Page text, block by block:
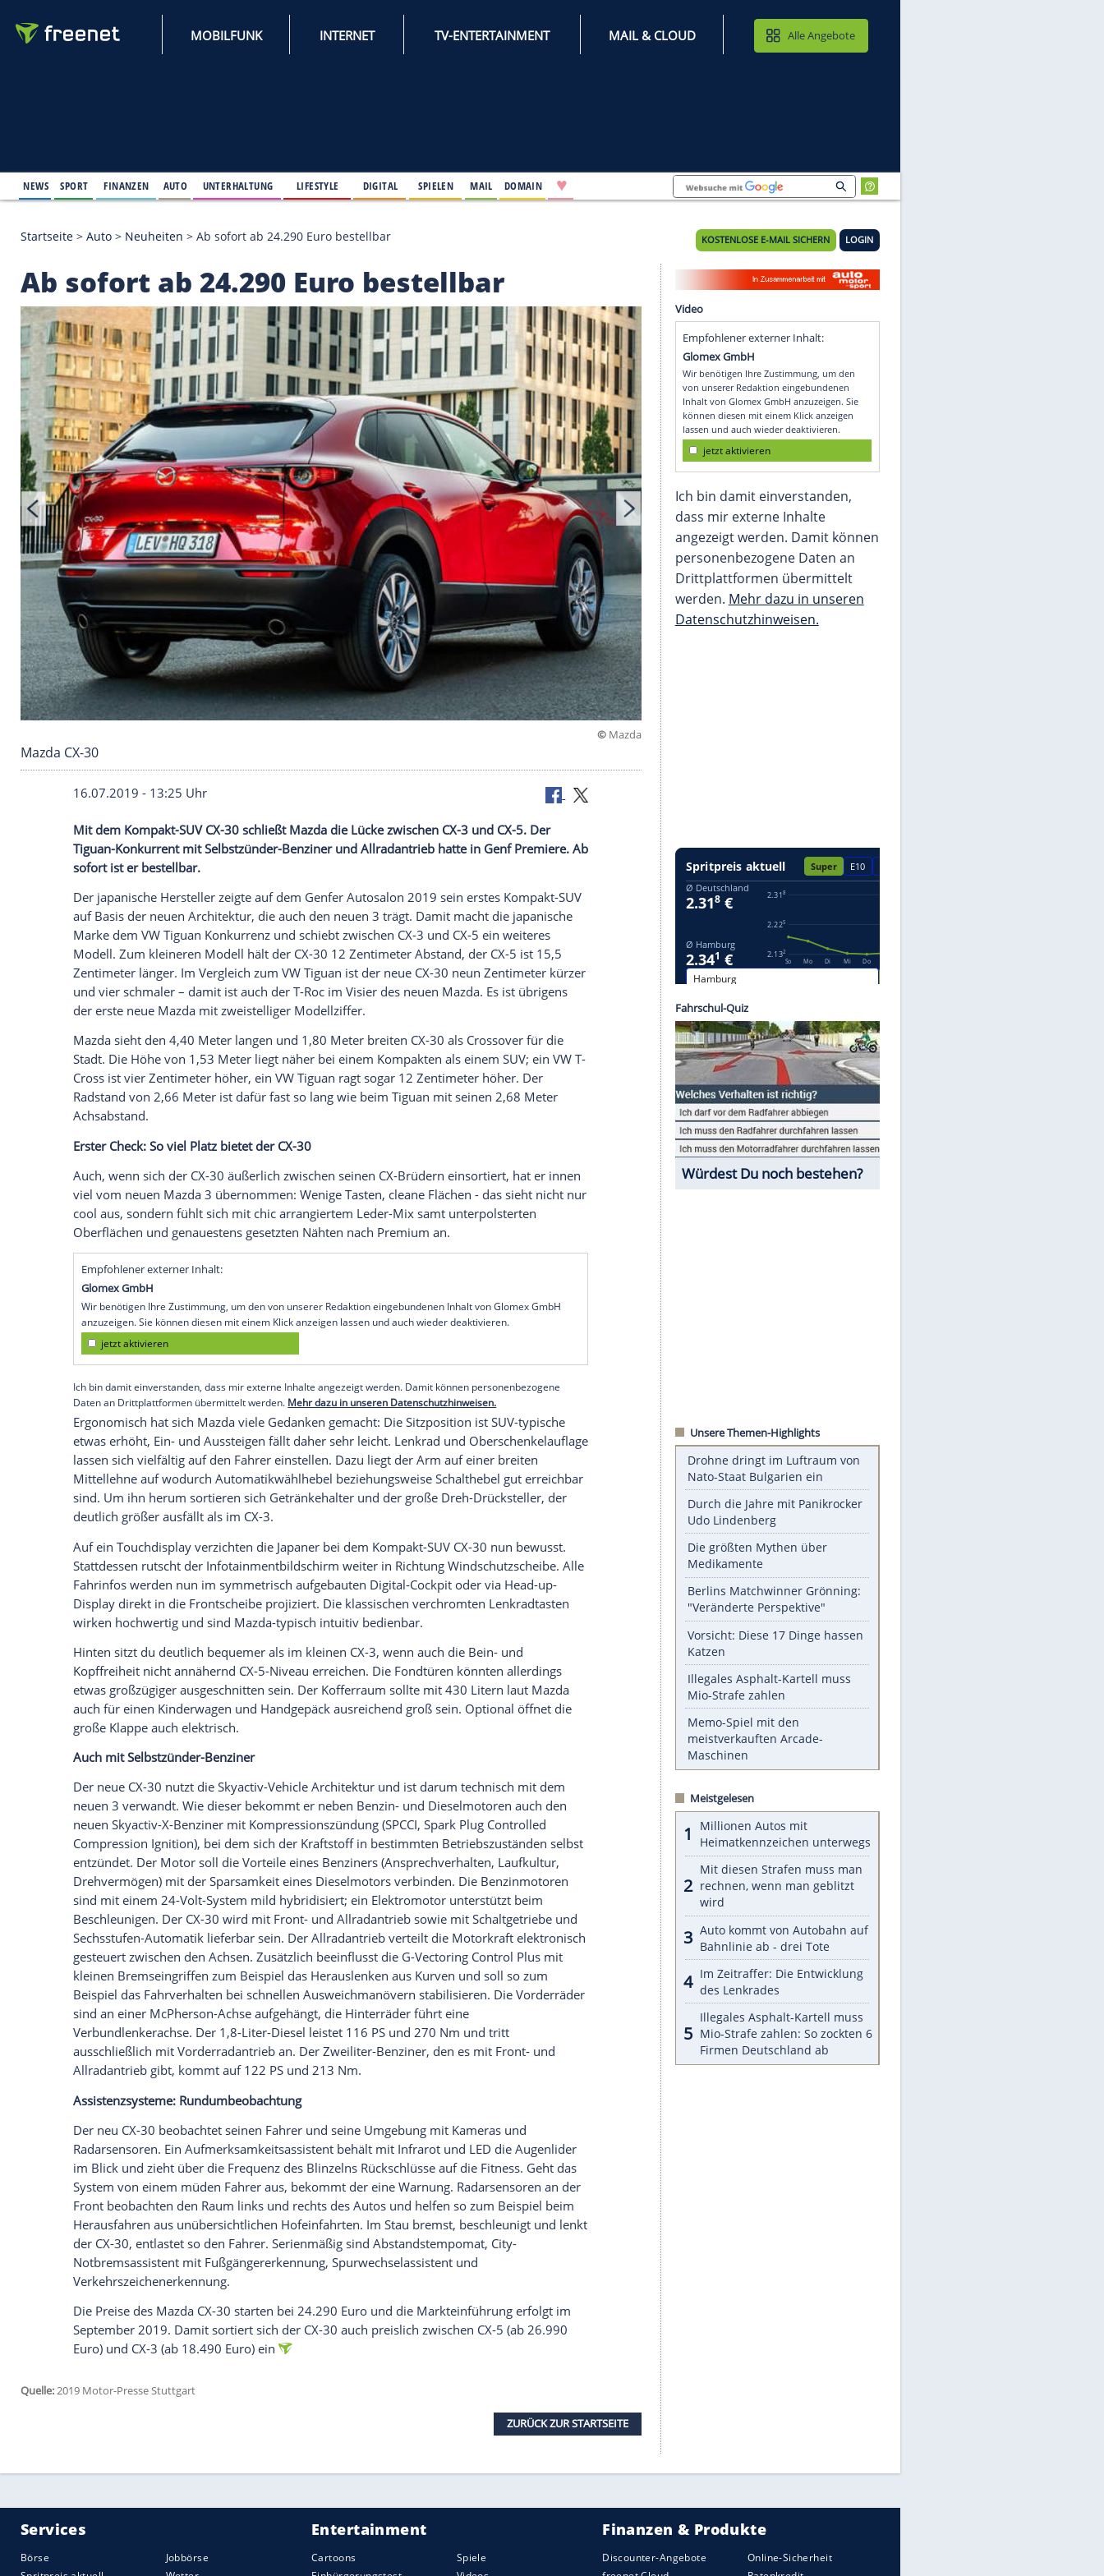
MOBILFUNK INTERNET TV-ENTERTAINMENT MAIL & CLOUD
KOSTENLOSE E-MAIL SICHERN
Startseite > Auto > Neuheiten >Ab sofort ab 24.290 Euro bestellbar
Ab sofort ab 24.290 Euro bestellbar
©Mazda
Mazda CX-30
16.07.2019 - 13:25 Uhr
Mit dem Kompakt-SUV CX-30 schließt Mazda die Lücke zwischen CX-3 und CX-5. Der
Tiguan-Konkurrent mit Selbstzünder-Benziner und Allradantrieb hatte in Genf Premiere. Ab
sofort ist er bestellbar.
Der japanischeHerstellerzeigte auf dem GenferAutosalon2019 sein erstes Kompakt-SUV
auf Basis der neuen Architektur, die auch den neuen 3 trägt. Damit macht die japanische
Marke dem
Konkurrenz und schiebt zwischen CX-3 und CX-5 ein weiteres
Modell. Zum kleineren Modell hält der CX-30 12 Zentimeter Abstand, der CX-5 ist 15,5
Zentimeter länger. ImVergleichzumVW Tiguanist der neue CX-30 neun Zentimeter kürzer
und vier schmaler – damit ist auch der T-Roc im Visier des neuen Mazda. Es ist übrigens
der erste neue Mazda mit zweistelliger Modellziffer.
Mazda sieht den 4,40Meterlangen und 1,80Meterbreiten CX-30 als Crossover für die
Stadt. Die Höhe von 1,53
liegt näher bei einem Kompakten als einem SUV; ein VW T-
Cross ist vier Zentimeter höher, ein VW Tiguan ragt sogar 12 Zentimeter höher. Der
Radstandvon 2,66Meterist dafür fast so lang wie beim Tiguan mit seinen 2,68
Meter
Achsabstand.
Erster Check: So viel Platz bietet der CX-30
Auch, wenn sich der CX-30 äußerlich zwischen seinen CX-Brüdern einsortiert, hat er innen
viel vom neuen Mazda 3 übernommen: Wenige Tasten, cleane Flächen - das sieht nicht nur
cool aus, sondern fühlt sich mit chic arrangiertem Leder-Mix samt unterpolsterten
Oberflächen und genauestens gesetzten Nähten nach Premium an.
Empfohlener externer Inhalt:
Glomex GmbH
Wir benötigen Ihre Zustimmung, um den von unserer Redaktion eingebundenen Inhalt von Glomex GmbH
anzuzeigen. Sie können diesen mit einem Klick anzeigen lassen und auch wieder deaktivieren.
jetzt aktivieren
Ich bin damit einverstanden, dass mir externe Inhalte angezeigt werden. Damit können personenbezogene
Daten an Drittplattformen übermittelt werden.Mehr dazu in unseren Datenschutzhinweisen.
Ergonomisch hat sich Mazda viele Gedanken gemacht: Die Sitzposition ist SUV-typische
etwas erhöht, Ein- und Aussteigen fällt daher sehr leicht. Lenkrad und Oberschenkelauflage
lassen sich vielfältig auf den Fahrer einstellen. Dazu liegt der Arm auf einer breiten
Mittellehne auf wodurchAutomatikwählhebel beziehungsweise Schalthebel gut erreichbar
sind. Um ihn herum sortieren sich Getränkehalter und der große Dreh-Drücksteller, der
deutlich größer ausfällt als im CX-3.
Auf einTouchdisplayverzichten die Japaner bei dem Kompakt-SUV CX-30 nun bewusst.
Stattdessen rutscht derInfotainmentbildschirmweiter in RichtungWindschutzscheibe . Alle
Fahrinfos werden nun im symmetrisch aufgebauten Digital-Cockpit oder via Head-up-
Display direkt in die Frontscheibe projiziert. Die klassischen verchromten Lenkradtasten
wirken hochwertig und sind Mazda-typisch intuitiv bedienbar.
Hinten sitzt du deutlich bequemer als im kleinen CX-3, wenn auch die Bein- und
Kopffreiheit nicht annähernd CX-5-Niveau erreichen. Die Fondtüren könnten allerdings
etwas großzügiger ausgeschnitten sein. Der Kofferraum sollte mit 430 Litern laut Mazda
auch für einen Kinderwagen und Handgepäck ausreichend groß sein. Optional öffnet die
große Klappe auch elektrisch.
Der neue CX-30 nutzt die Skyactiv-Vehicle Architektur und ist darum technisch mit dem
neuen 3 verwandt. Wie dieser bekommt er neben Benzin- und Dieselmotoren auch den
neuen Skyactiv-X-Benziner mitKompressionszündung (SPCCI, Spark Plug Controlled
Compression Ignition), bei dem sich der Kraftstoff in bestimmten Betriebszuständen selbst
entzündet. Der Motor soll die Vorteile eines Benziners (Ansprechverhalten, Laufkultur,
Drehvermögen) mit der Sparsamkeit eines Dieselmotors verbinden. Die
Benzinmotoren
sind mit einem 24-Volt-System mild hybridisiert; ein Elektromotor unterstützt beim
Beschleunigen. Der CX-30 wird mit Front- undAllradantriebsowie mit Schaltgetriebe und
Sechsstufen-Automatik lieferbar sein. DerAllradantriebverteilt die Motorkraft elektronisch
gesteuert zwischen denAchsen . Zusätzlich beeinflusst die G-Vectoring Control Plus mit
Beispiel das Fahrverhalten bei schnellen Ausweichmanövern stabilisieren. Die Vorderräder
sind an einer McPherson-Achse aufgehängt, die Hinterräder führt eine
ausschließlich mitVorderradantrieban. DerZweiliter-Benziner, den es mit Front- und
Assistenzsysteme: Rundumbeobachtung
Der neu CX-30 beobachtet seinen Fahrer und seine Umgebung mit Kameras und
Video
Empfohlener externer Inhalt:
Glomex GmbH
können diesen mit einem Klick anzeigen
lassen und auch wieder deaktivieren.
jetzt aktivieren
Ich bin damit einverstanden,
dass mir externe Inhalte
Durch die Jahre mit Panikrocker
Die größten Mythen über
Medikamente
Berlins Matchwinner Grönning:
"Veränderte Perspektive"
Vorsicht: Diese 17 Dinge hassen
Illegales Asphalt-Kartell muss
Mio-Strafe zahlen
Firmen Deutschland ab